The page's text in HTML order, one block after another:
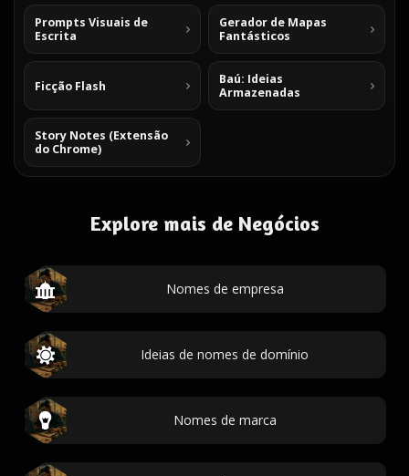
Prompts Visuais de
Escrita
Gerador de Mapas
Fantásticos
Ficção Flash
Baú: Ideias
Armazenadas
Story Notes (Extensão
do Chrome)
Explore mais de Negócios
Nomes de empresa
Ideias de nomes de domínio
Nomes de marca